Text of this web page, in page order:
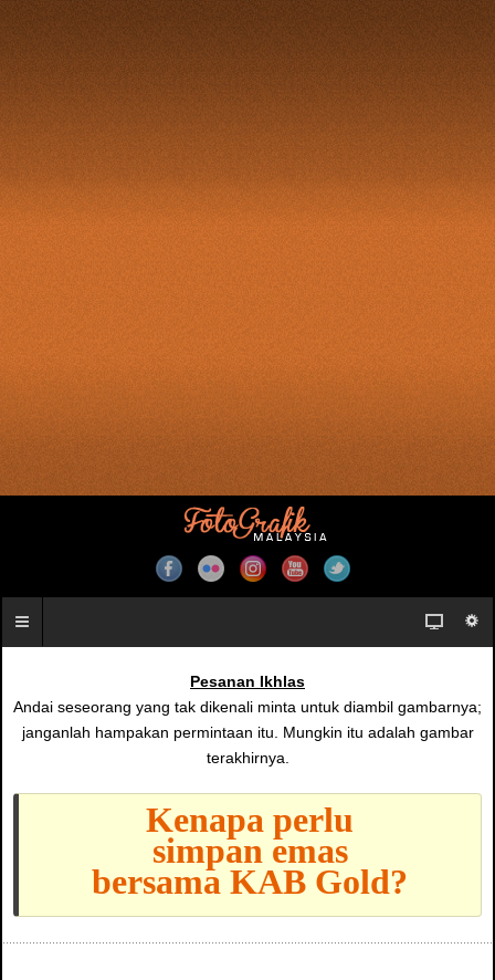
Pesanan Ikhlas
Andai seseorang yang tak dikenali minta untuk diambil gambarnya;
janganlah hampakan permintaan itu. Mungkin itu adalah gambar
terakhirnya.
Kenapa perlu
simpan emas
bersama KAB Gold?